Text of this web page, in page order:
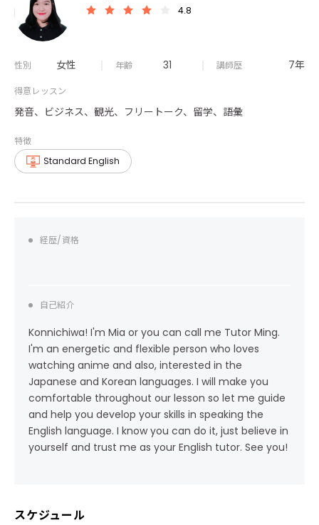
4.8
性別 女性 年齢 31 講師歴 7年
得意レッスン
発音、ビジネス、観光、フリートーク、留学、語彙
特徴
Standard English
経歴/資格
自己紹介
Konnichiwa! I'm Mia or you can call me Tutor Ming.
I'm an energetic and flexible person who loves
watching anime and also, interested in the
Japanese and Korean languages. I will make you
comfortable throughout our lesson so let me guide
and help you develop your skills in speaking the
English language. I know you can do it, just believe in
yourself and trust me as your English tutor. See you!
スケジュール